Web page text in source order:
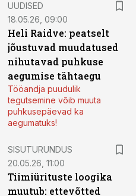
UUDISED
18.05.26, 09:00
Heli Raidve: peatselt
jõustuvad muudatused
nihutavad puhkuse
aegumise tähtaegu
Tööandja puudulik
tegutsemine võib muuta
puhkusepäevad ka
aegumatuks!
SISUTURUNDUS
20.05.26, 11:00
Tiimiürituste loogika
muutub: ettevõtted